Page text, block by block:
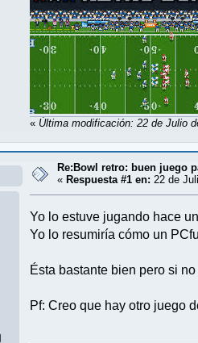
« Última modificación: 22 de Julio
Re:Bowl retro: buen juego
«Respuesta #1 en: 22 de
Yo lo estuve jugando hace
Yo lo resumiría cómo un
Ésta bastante bien pero si
Pf: Creo que hay otro juego